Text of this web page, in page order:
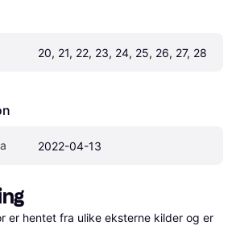
20, 21, 22, 23, 24, 25, 26, 27, 28
2022-04-13
er hentet fra ulike eksterne kilder og er